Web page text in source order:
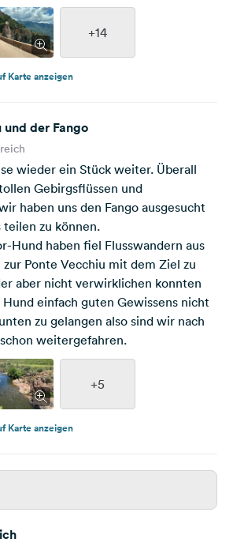
+14
Karte anzeigen
und der Fango
wieder ein Stück weiter. Überall
Gebirgsflüssen und
haben uns den Fango ausgesucht
teilen zu können.
Hund haben fiel Flusswandern aus
Ponte Vecchiu mit dem Ziel zu
aber nicht verwirklichen konnten
einfach guten Gewissens nicht
zu gelangen also sind wir nach
weitergefahren.
+5
Karte anzeigen